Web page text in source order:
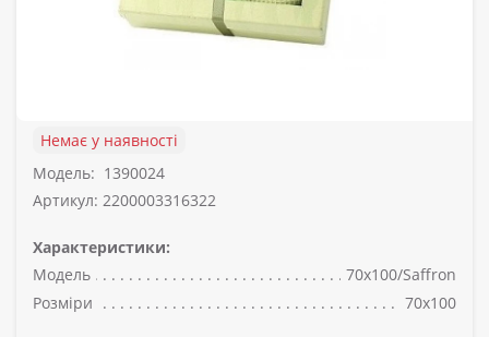
Немає у наявності
Модель: 1390024
Артикул: 2200003316322
Характеристики:
Модель
70x100/Saffron
Розміри
70x100